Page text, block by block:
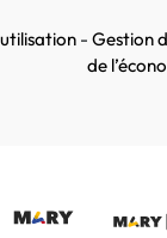
- Gestion
de